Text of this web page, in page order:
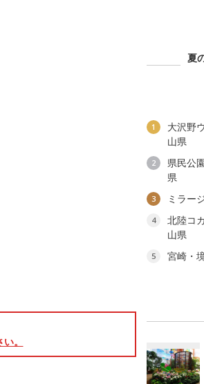
。
夏
1
大沢野
山県
2
県民公
県
3 ミラー
4
北陸コ
山県
5
宮崎・